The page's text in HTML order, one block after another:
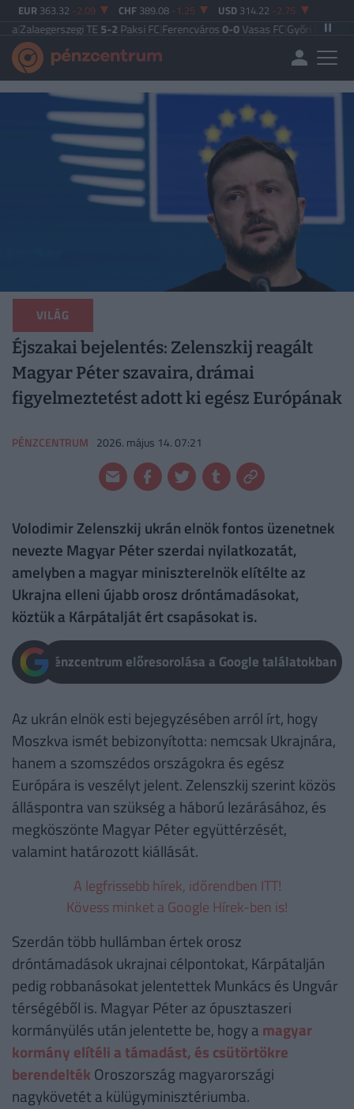
EUR 363.32 -2.09 CHF 389.08 -1.25 USD 314.22 -2.75
TE5-2Paksi FC|Ferencváros0-0Vasas FC|Győri ETO FC4-0
VILÁG
Éjszakai bejelentés: Zelenszkij reagált
Magyar Péter szavaira, drámai
figyelmeztetést adott ki egész Európának
PÉNZCENTRUM 2026. május 14. 07:21
Volodimir Zelenszkij ukrán elnök fontos üzenetnek
nevezte Magyar Péter szerdai nyilatkozatát,
amelyben a magyar miniszterelnök elítélte az
Ukrajna elleni újabb orosz dróntámadásokat,
köztük a Kárpátalját ért csapásokat is.
Pénzcentrum előresorolása a Google találatokban
Az ukrán elnök esti bejegyzésében arról írt, hogy
Moszkva ismét bebizonyította: nemcsak Ukrajnára,
hanem a szomszédos országokra és egész
Európára is veszélyt jelent. Zelenszkij szerint közös
álláspontra van szükség a háború lezárásához, és
megköszönte Magyar Péter együttérzését,
valamint határozott kiállását.
A legfrissebb hírek, időrendben ITT!
Kövess minket a Google Hírek-ben is!
Szerdán több hullámban értek orosz
dróntámadások ukrajnai célpontokat, Kárpátalján
pedig robbanásokat jelentettek Munkács és Ungvár
térségéből is. Magyar Péter az ópusztaszeri
kormányülés után jelentette be, hogy a magyar
kormány elítéli a támadást, és csütörtökre
berendelték Oroszország magyarországi
nagykövetét a külügyminisztériumba.